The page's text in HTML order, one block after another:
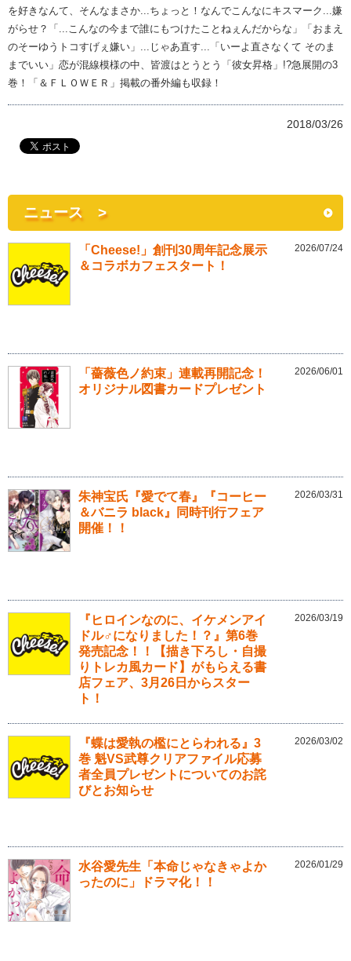
を好きなんて、そんなまさか...ちょっと！なんでこんなにキスマーク...嫌
がらせ？「...こんなの今まで誰にもつけたことねぇんだからな」「おまえ
のそーゆうトコすげぇ嫌い」...じゃあ直す...「いーよ直さなくて そのま
までいい」恋が混線模様の中、皆渡はとうとう「彼女昇格」!?急展開の3
巻！「＆ＦＬＯＷＥＲ」掲載の番外編も収録！
2018/03/26
ニュース >
「Cheese!」創刊30周年記念展示
＆コラボカフェスタート！
2026/07/24
「薔薇色ノ約束」連載再開記念！
オリジナル図書カードプレゼント
2026/06/01
朱神宝氏『愛でて春』『コーヒー
＆バニラ black』同時刊行フェア
開催！！
2026/03/31
『ヒロインなのに、イケメンアイ
ドル♂になりました！？』第6巻
発売記念！！【描き下ろし・自撮
りトレカ風カード】がもらえる書
店フェア、3月26日からスター
ト！
2026/03/19
『蝶は愛執の檻にとらわれる』3
巻 魁VS武尊クリアファイル応募
者全員プレゼントについてのお詫
びとお知らせ
2026/03/02
水谷愛先生「本命じゃなきゃよか
ったのに」ドラマ化！！
2026/01/29